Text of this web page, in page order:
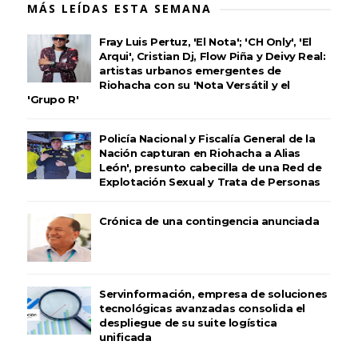
MÁS LEÍDAS ESTA SEMANA
Fray Luis Pertuz, 'El Nota'; 'CH Only', 'El
Arqui', Cristian Dj, Flow Piña y Deivy Real:
artistas urbanos emergentes de
Riohacha con su 'Nota Versátil y el
'Grupo R'
Policía Nacional y Fiscalía General de la
Nación capturan en Riohacha a Alias
León', presunto cabecilla de una Red de
Explotación Sexual y Trata de Personas
Crónica de una contingencia anunciada
Servinformación, empresa de soluciones
tecnológicas avanzadas consolida el
despliegue de su suite logística
unificada